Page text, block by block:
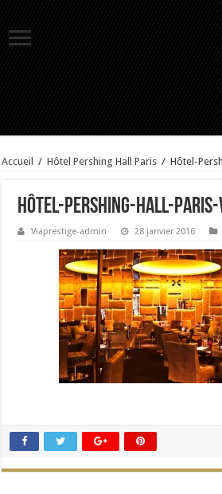
Accueil / Hôtel Pershing Hall Paris / Hôtel-
Hôtel-Pershing-Hall-
Viaprestige-admin 28 janvier 2016